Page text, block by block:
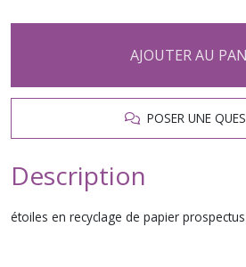
AJOUTER AU
POSER UNE
Description
étoiles en recyclage de papier prospectus